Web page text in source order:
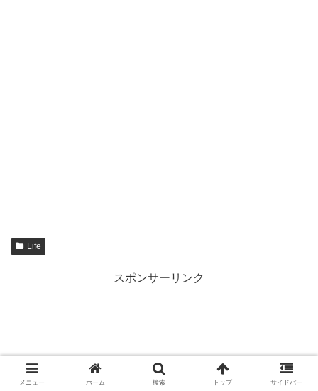
Life
スポンサーリンク
メニュー ホーム 検索 トップ サイドバー